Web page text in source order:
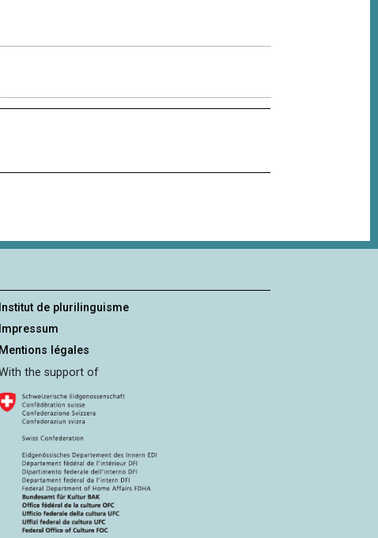
Institut de plurilinguisme
Impressum
Mentions légales
the support of